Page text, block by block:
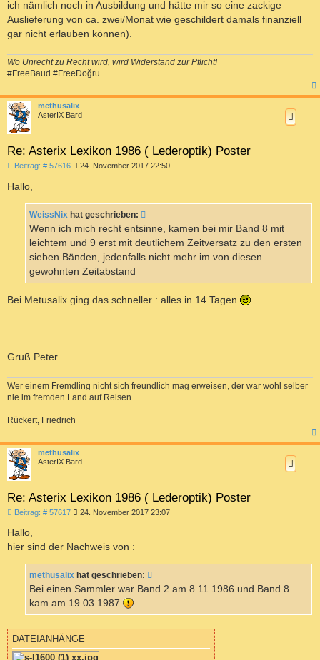
ich nämlich noch in Ausbildung und hätte mir so eine zackige
Auslieferung von ca. zwei/Monat wie geschildert damals finanziell
gar nicht erlauben können).
Wo Unrecht zu Recht wird, wird Widerstand zur Pflicht!
#FreeBaud #FreeDoğru
a
methusalix
AsterIX Bard
Re: Asterix Lexikon 1986 ( Lederoptik) Poster
Beitrag: # 57616B
r
a
24. November 2017 22:50
Hallo,
WeissNix hat geschrieben:
Wenn ich mich recht entsinne, kamen bei mir Band 8 mit
leichtem und 9 erst mit deutlichem Zeitversatz zu den ersten
sieben Bänden, jedenfalls nicht mehr im von diesen
gewohnten Zeitabstand
Bei Metusalix ging das schneller : alles in 14 Tagen
Gruß Peter
Wer einem Fremdling nicht sich freundlich mag erweisen, der war wohl selber
nie im fremden Land auf Reisen.
Rückert, Friedrich
a
methusalix
AsterIX Bard
Re: Asterix Lexikon 1986 ( Lederoptik) Poster
Beitrag: # 57617B
r
g
24. November 2017 23:07
Hallo,
hier sind der Nachweis von :
methusalix hat geschrieben:
Bei einen Sammler war Band 2 am 8.11.1986 und Band 8
kam am 19.03.1987
DATEIANHÄNGE